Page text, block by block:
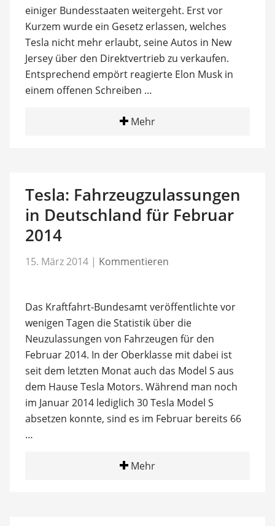
einiger Bundesstaaten weitergeht. Erst vor
Kurzem wurde ein Gesetz erlassen, welches
Tesla nicht mehr erlaubt, seine Autos in New
Jersey über den Direktvertrieb zu verkaufen.
Entsprechend empört reagierte Elon Musk in
einem offenen Schreiben …
Mehr
Tesla: Fahrzeugzulassungen
in Deutschland für Februar
2014
15. März 2014 | Kommentieren
Das Kraftfahrt-Bundesamt veröffentlichte vor
wenigen Tagen die Statistik über die
Neuzulassungen von Fahrzeugen für den
Februar 2014. In der Oberklasse mit dabei ist
seit dem letzten Monat auch das Model S aus
dem Hause Tesla Motors. Während man noch
im Januar 2014 lediglich 30 Tesla Model S
absetzen konnte, sind es im Februar bereits 66
…
Mehr